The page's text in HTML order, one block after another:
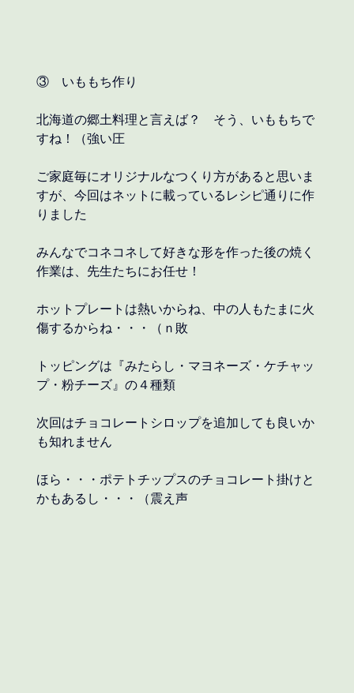
③　いももち作り
北海道の郷土料理と言えば？　そう、いももちで
すね！（強い圧
ご家庭毎にオリジナルなつくり方があると思いま
すが、今回はネットに載っているレシピ通りに作
りました
みんなでコネコネして好きな形を作った後の焼く
作業は、先生たちにお任せ！
ホットプレートは熱いからね、中の人もたまに火
傷するからね・・・（ｎ敗
トッピングは『みたらし・マヨネーズ・ケチャッ
プ・粉チーズ』の４種類
次回はチョコレートシロップを追加しても良いか
も知れません
ほら・・・ポテトチップスのチョコレート掛けと
かもあるし・・・（震え声